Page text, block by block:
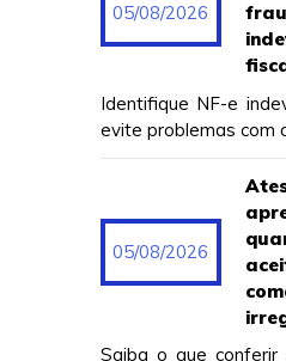
05/08/2026
Identifique NF-e
evite problemas com
05/08/2026
Saiba o que conferir